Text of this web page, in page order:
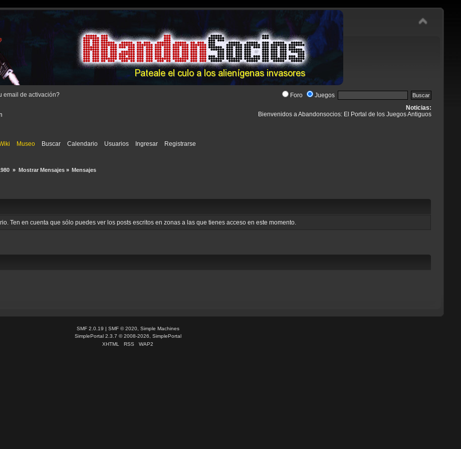
email de activación? Foro Juegos
Noticias:
Bienvenidos a Abandonsocios: El Portal de los Juegos Antiguos
Museo Buscar Calendario Usuarios Ingresar Registrarse
» Mostrar Mensajes» Mensajes
Ten en cuenta que sólo puedes ver los posts escritos en zonas a las que tienes acceso en este momento.
SMF 2.0.19 | SMF © 2020, Simple Machines
SimplePortal 2.3.7 © 2008-2026, SimplePortal
XHTML
RSS WAP2